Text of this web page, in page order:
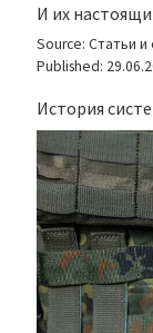
И их
Source: Статьи и
Published:
История